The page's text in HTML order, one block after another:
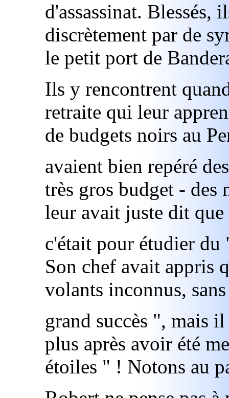
d'assassinat. Blessés,
discrètement par de
le petit port de
Ils y rencontrent
retraite qui leur
de budgets noirs au
avaient bien repéré
très gros budget -
leur avait juste dit que
c'était pour étudier du
Son chef avait appris
volants inconnus, sans
grand succès ", mais
plus après avoir été
étoiles " ! Notons au